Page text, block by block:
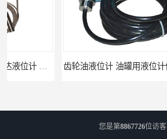
齿轮油液位计 油罐用液位计供应
您是第8867726位访客